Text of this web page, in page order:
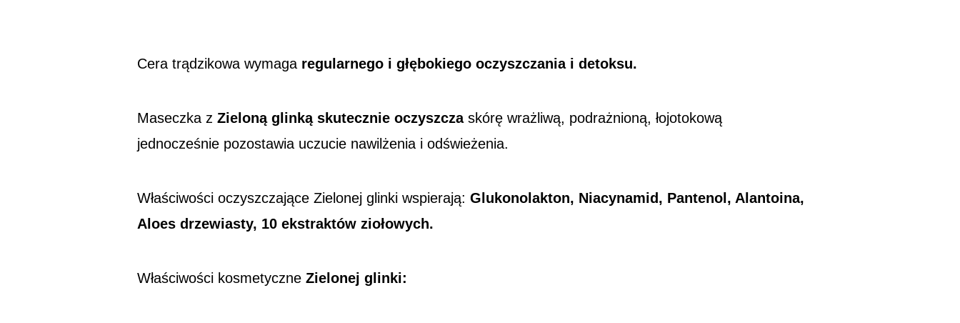
Cera trądzikowa wymaga regularnego i głębokiego oczyszczania i detoksu.
Maseczka z Zieloną glinką skutecznie oczyszczaskórę wrażliwą, podrażnioną, łojotokową
jednocześnie pozostawia uczucie nawilżenia i odświeżenia.
Właściwości oczyszczające Zielonej glinki wspierają: Glukonolakton, Niacynamid, Pantenol, Alantoina,
Aloes drzewiasty, 10 ekstraktów ziołowych.
Właściwości kosmetyczne Zielonej glinki: